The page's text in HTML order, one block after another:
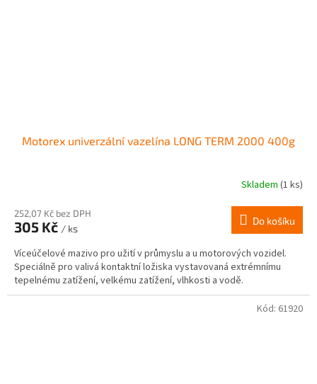
Motorex univerzální vazelína LONG TERM 2000 400g
Skladem (1 ks)
252,07 Kč bez DPH
305 Kč / ks
Do košíku
Víceúčelové mazivo pro užití v průmyslu a u motorových vozidel.
Speciálně pro valivá kontaktní ložiska vystavovaná extrémnímu
tepelnému zatížení, velkému zatížení, vlhkosti a vodě.
Kód: 61920